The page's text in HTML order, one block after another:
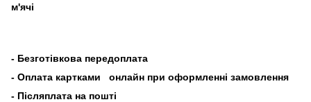
м'ячі
- Безготівкова передоплата
- Оплата картками
онлайн при оформленні замовлення
- Післяплата на пошті